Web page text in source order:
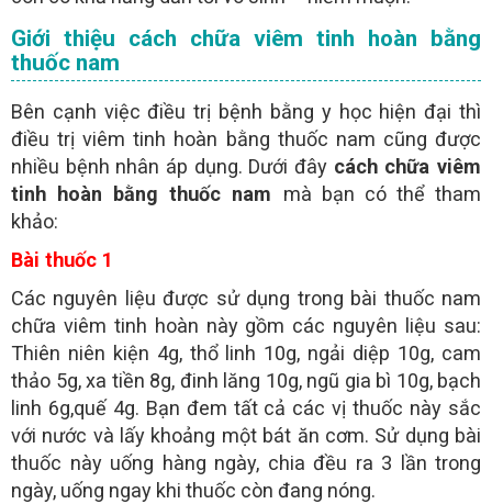
Giới thiệu cách chữa viêm tinh hoàn bằng
thuốc nam
Bên cạnh việc điều trị bệnh bằng y học hiện đại thì
điều trị viêm tinh hoàn bằng thuốc nam cũng được
nhiều bệnh nhân áp dụng. Dưới đây cách chữa viêm
tinh hoàn bằng thuốc nam mà bạn có thể tham
khảo:
Bài thuốc 1
Các nguyên liệu được sử dụng trong bài thuốc nam
chữa viêm tinh hoàn này gồm các nguyên liệu sau:
Thiên niên kiện 4g, thổ linh 10g, ngải diệp 10g, cam
thảo 5g, xa tiền 8g, đinh lăng 10g, ngũ gia bì 10g, bạch
linh 6g,quế 4g. Bạn đem tất cả các vị thuốc này sắc
với nước và lấy khoảng một bát ăn cơm. Sử dụng bài
thuốc này uống hàng ngày, chia đều ra 3 lần trong
ngày, uống ngay khi thuốc còn đang nóng.